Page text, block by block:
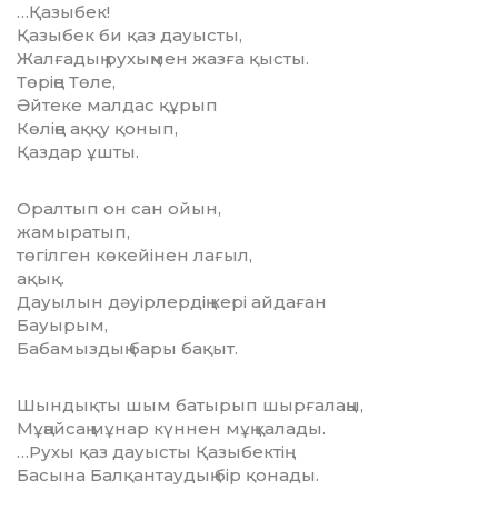
…Қазыбек!
Қазыбек би қаз дауысты,
Жалғадың рухыңмен жазға қысты.
Төріңе Төле,
Әйтеке малдас құрып
Көліңе аққу қонып,
Қаздар ұшты.
Оралтып он сан ойын,
жамыратып,
төгілген көкейінен лағыл,
ақық.
Дауылын дәуірлердің кері айдаған
Бауырым,
Бабамыздың бары бақыт.
Шындықты шым батырып шырғалаңы,
Мұңайсаң мұнар күннен мұң қалады.
…Рухы қаз дауысты Қазыбектің
Басына Балқантаудың бір қонады.